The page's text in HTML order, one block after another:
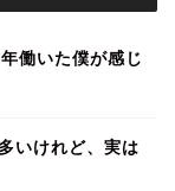
働いた僕が感じ
いけれど、実は